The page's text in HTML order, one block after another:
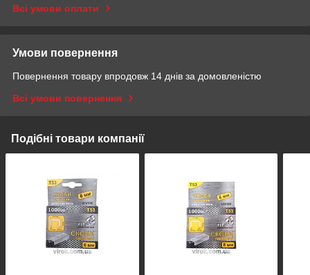
Всі умови оплати
Умови повернення
Повернення товару впродовж 14 днів за домовленістю
Всі умови повернення
Подібні товари компанії